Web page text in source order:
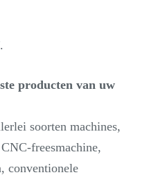
producten van uw
soorten machines,
freesmachine,
conventionele